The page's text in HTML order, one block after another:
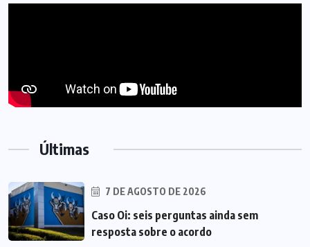
Últimas
7 DE AGOSTO DE 2026
Caso Oi: seis perguntas ainda sem
resposta sobre o acordo